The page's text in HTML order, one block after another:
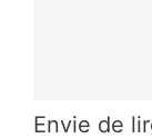
Envie de